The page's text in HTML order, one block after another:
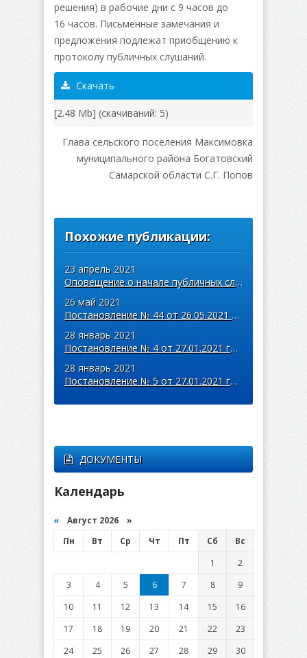
решения) в рабочие дни с 9 часов до
16 часов. Письменные замечания и
предложения подлежат приобщению к
протоколу публичных слушаний.
Скачать
[2.48 Mb] (cкачиваний: 5)
Глава сельского поселения Максимовка
муниципального района Богатовский
Самарской области С.Г. Попов
Похожие публикации:
23 апрель 2021
Оповещение о начале публичных слушаний
26 май 2021
Постановление № 44 от 26.05.2021 года
28 январь 2021
Постановление № 4 от 27.01.2021 года
28 январь 2021
Постановление № 5 от 27.01.2021 года
ДОКУМЕНТЫ
Календарь
« Август 2026 »
Пн
Вт Ср Чт Пт Сб
Вс
1
2
3
4 5 6 7 8
9
10
11 12 13 14 15
16
17
18 19 20 21 22
23
24
25 26 27 28 29
30